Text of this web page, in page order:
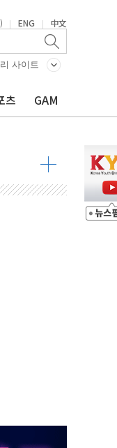
| ENG | 中文
사이트
츠 GAM